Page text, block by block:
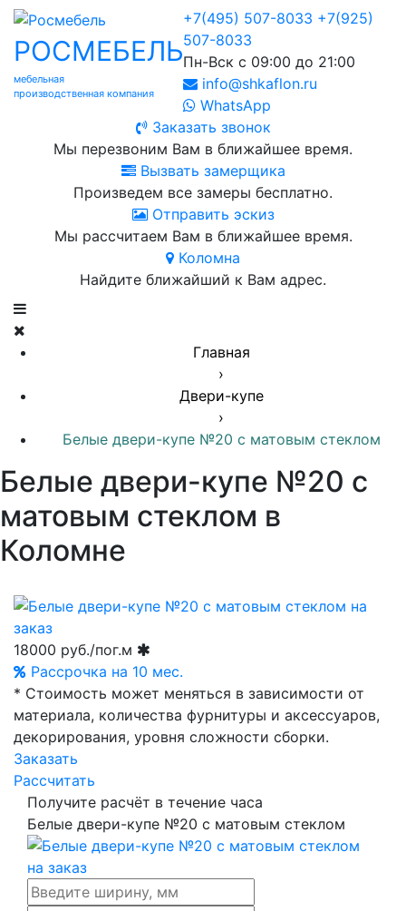
РОСМЕБЕЛЬ
мебельная
производственная компания
+7(495) 507-8033 +7(925)
507-8033
Пн-Вск с 09:00 до 21:00
info@shkaflon.ru
WhatsApp
Заказать звонок
Мы перезвоним Вам в ближайшее время.
Вызвать замерщика
Произведем все замеры бесплатно.
Отправить эскиз
Мы рассчитаем Вам в ближайшее время.
Коломна
Найдите ближайший к Вам адрес.
Главная
›
Двери-купе
›
Белые двери-купе №20 с матовым стеклом
Белые двери-купе №20 с
матовым стеклом в
Коломне
18000 руб./пог.м
Рассрочка на 10 мес.
* Стоимость может меняться в зависимости от
материала, количества фурнитуры и аксессуаров,
декорирования, уровня сложности сборки.
Заказать
Рассчитать
Получите расчёт в течение часа
Белые двери-купе №20 с матовым стеклом